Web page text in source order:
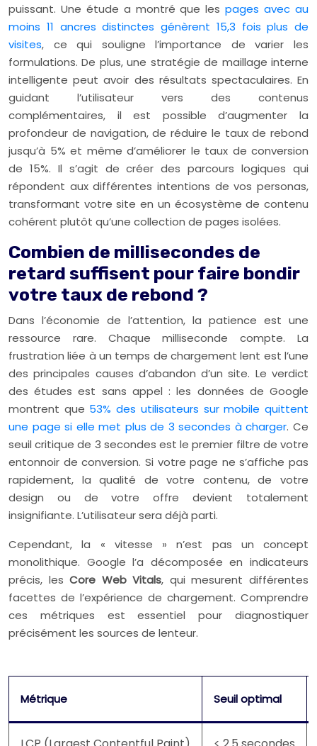
puissant. Une étude a montré que lespages avec au
moins 11 ancres distinctes génèrent 15,3 fois plus de
visites, ce qui souligne l’importance de varier les
formulations. De plus, une stratégie de maillage interne
intelligente peut avoir des résultats spectaculaires. En
guidant l’utilisateur vers des contenus
complémentaires, il est possible d’augmenter la
profondeur de navigation, de réduire le taux de rebond
jusqu’à 5% et même d’améliorer le taux de conversion
de 15%. Il s’agit de créer des parcours logiques qui
répondent aux différentes intentions de vos personas,
transformant votre site en un écosystème de contenu
cohérent plutôt qu’une collection de pages isolées.
Combien de millisecondes de
retard suffisent pour faire bondir
votre taux de rebond ?
Dans l’économie de l’attention, la patience est une
ressource rare. Chaque milliseconde compte. La
frustration liée à un temps de chargement lent est l’une
des principales causes d’abandon d’un site. Le verdict
des études est sans appel : les données de Google
montrent que 53% des utilisateurs sur mobile quittent
une page si elle met plus de 3 secondes à charger. Ce
seuil critique de 3 secondes est le premier filtre de votre
entonnoir de conversion. Si votre page ne s’affiche pas
rapidement, la qualité de votre contenu, de votre
design ou de votre offre devient totalement
insignifiante. L’utilisateur sera déjà parti.
Cependant, la « vitesse » n’est pas un concept
monolithique. Google l’a décomposée en indicateurs
précis, lesCore Web Vitals, qui mesurent différentes
facettes de l’expérience de chargement. Comprendre
ces métriques est essentiel pour diagnostiquer
précisément les sources de lenteur.
Métrique Seuil optimal